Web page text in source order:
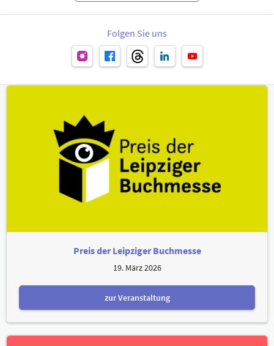
Folgen Sie uns
Preis der Leipziger Buchmesse
19. März 2026
zur Veranstaltung